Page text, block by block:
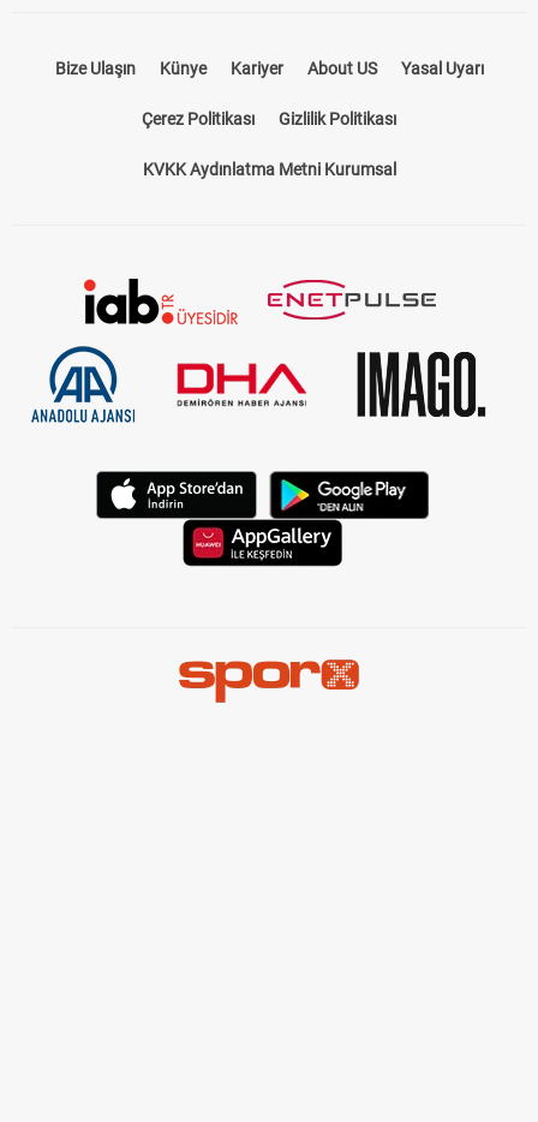
Bize Ulaşın Künye Kariyer About US Yasal Uyarı
Çerez Politikası Gizlilik Politikası
KVKK Aydınlatma Metni Kurumsal